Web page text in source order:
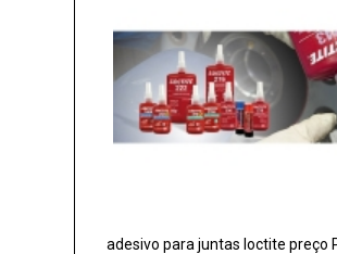
adesivo para juntas loctite preço